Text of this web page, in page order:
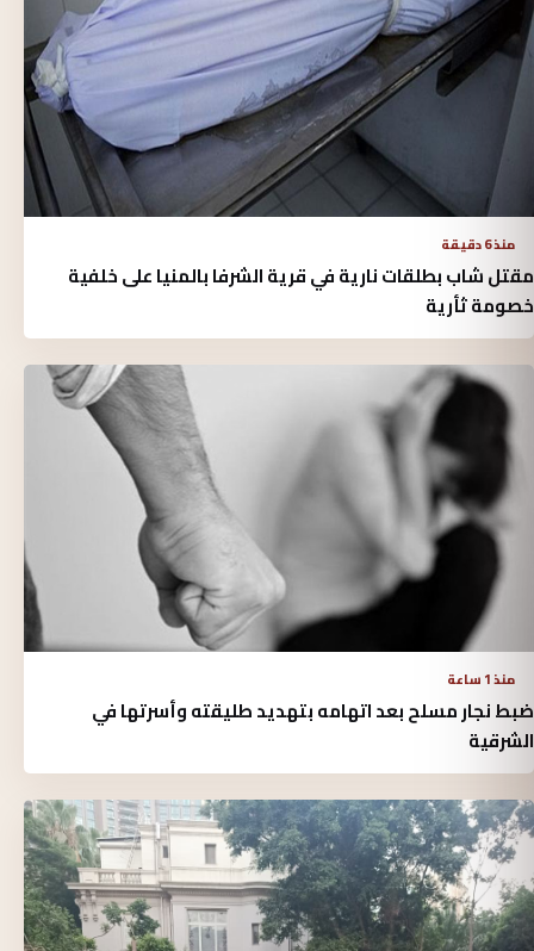
منذ 6 دقيقة
مقتل شاب بطلقات نارية في قرية الشرفا بالمنيا على خلفية
خصومة ثأرية
منذ 1 ساعة
ضبط نجار مسلح بعد اتهامه بتهديد طليقته وأسرتها في
الشرقية